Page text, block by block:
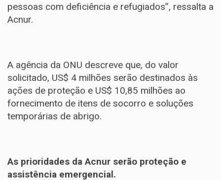
pessoas com deficiência e refugiados”, ressalta a
Acnur.
A agência da ONU descreve que, do valor
solicitado, US$ 4 milhões serão destinados às
ações de proteção e US$ 10,85 milhões ao
fornecimento de itens de socorro e soluções
temporárias de abrigo.
As prioridades da Acnur serão proteção e
assistência emergencial.